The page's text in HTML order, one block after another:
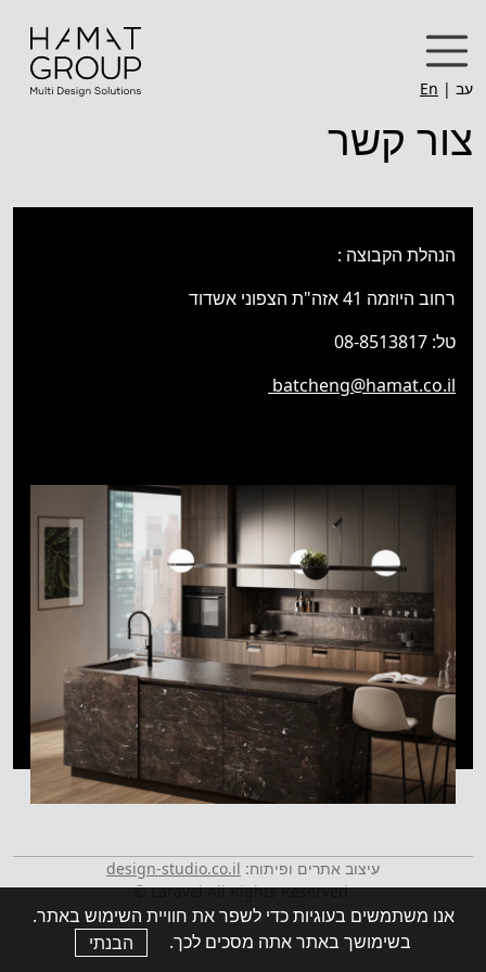
עב |
En
אודות קבוצת חמת
הנהלת קבוצת חמת
קשרי משקיעים
פרויקטים
מגזין קבוצת חמת
תקנון הטבות קבוצת
צור קשר
החברות בקבוצה
צור קשר
הנהלת הקבוצה :
רחוב היוזמה 41 אזה"ת הצפוני אשדוד
טל: 08-8513817
batcheng@hamat.co.il
עיצוב אתרים ופיתוח: design-studio.co.il
© Laravel All Rights Reserved.
אנו משתמשים בעוגיות כדי לשפר את חוויית השימוש באתר.
בשימושך באתר אתה מסכים לכך.
הבנתי